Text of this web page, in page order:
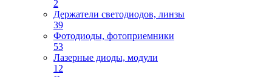
2
Держатели светодиодов, линзы
39
Фотодиоды, фотоприемники
53
Лазерные диоды, модули
12